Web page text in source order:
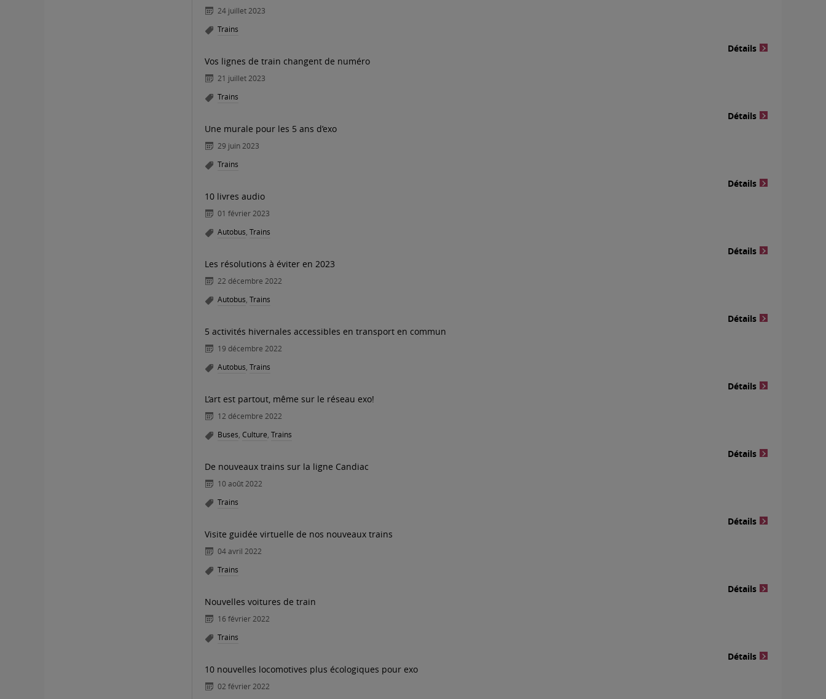
24 juillet 2023
Trains
Détails
Vos lignes de train changent de numéro
21 juillet 2023
Trains
Détails
Une murale pour les 5 ans d’exo
29 juin 2023
Trains
Détails
10 livres audio
01 février 2023
Autobus Trains
Détails
Les résolutions à éviter en 2023
22 décembre 2022
Autobus Trains
Détails
5 activités hivernales accessibles en transport en commun
19 décembre 2022
Autobus Trains
Détails
L’art est partout, même sur le réseau exo!
12 décembre 2022
Buses Culture Trains
Détails
De nouveaux trains sur la ligne Candiac
10 août 2022
Trains
Détails
Visite guidée virtuelle de nos nouveaux trains
04 avril 2022
Trains
Détails
Nouvelles voitures de train
16 février 2022
Trains
Détails
10 nouvelles locomotives plus écologiques pour exo
02 février 2022